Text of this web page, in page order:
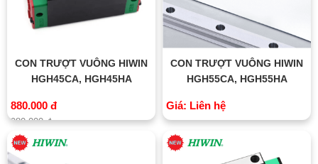
CON TRƯỢT VUÔNG HIWIN
HGH45CA, HGH45HA
880.000 đ
980.000 đ
CON TRƯỢT VUÔNG HIWIN
HGH55CA, HGH55HA
Giá: Liên hệ